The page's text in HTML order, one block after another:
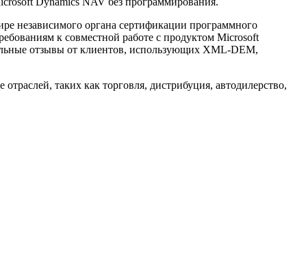
независимого органа сертификации программного
к совместной работе с продуктом Microsoft
отзывы от клиентов, использующих XML-DEM,
таких как торговля, дистрибуция, автодилерство,